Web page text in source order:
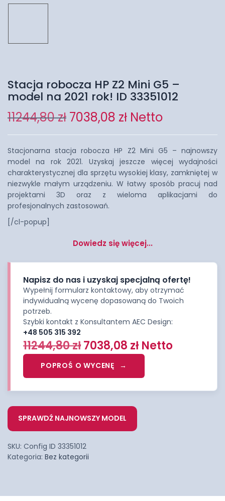
Stacja robocza HP Z2 Mini G5 –
model na 2021 rok! ID 33351012
11244,80zł 7038,08 zł Netto
Stacjonarna stacja robocza HP Z2 Mini G5 – najnowszy
model na rok 2021. Uzyskaj jeszcze więcej wydajności
charakterystycznej dla sprzętu wysokiej klasy, zamkniętej w
niezwykle małym urządzeniu. W łatwy sposób pracuj nad
projektami 3D oraz z wieloma aplikacjami do
profesjonalnych zastosowań.
[/cl-popup]
Dowiedz się więcej...
Napisz do nas i uzyskaj specjalną ofertę!
Wypełnij formularz kontaktowy, aby otrzymać
indywidualną wycenę dopasowaną do Twoich
potrzeb.
Szybki kontakt z Konsultantem AEC Design:
+48 505 315 392
11244,80zł7038,08 zł Netto
POPROŚ O WYCENĘ
SPRAWDŹ NAJNOWSZY MODEL
SKU: Config ID 33351012
Kategoria: Bez kategorii